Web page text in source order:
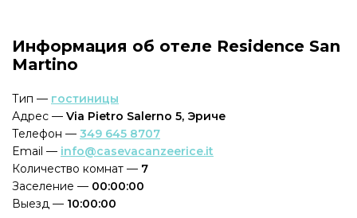
Информация об отеле Residence San
Martino
Тип — гостиницы
Адрес — Via Pietro Salerno 5, Эриче
Телефон — 349 645 8707
Email — info@casevacanzeerice.it
Количество комнат — 7
Заселение — 00:00:00
Выезд — 10:00:00